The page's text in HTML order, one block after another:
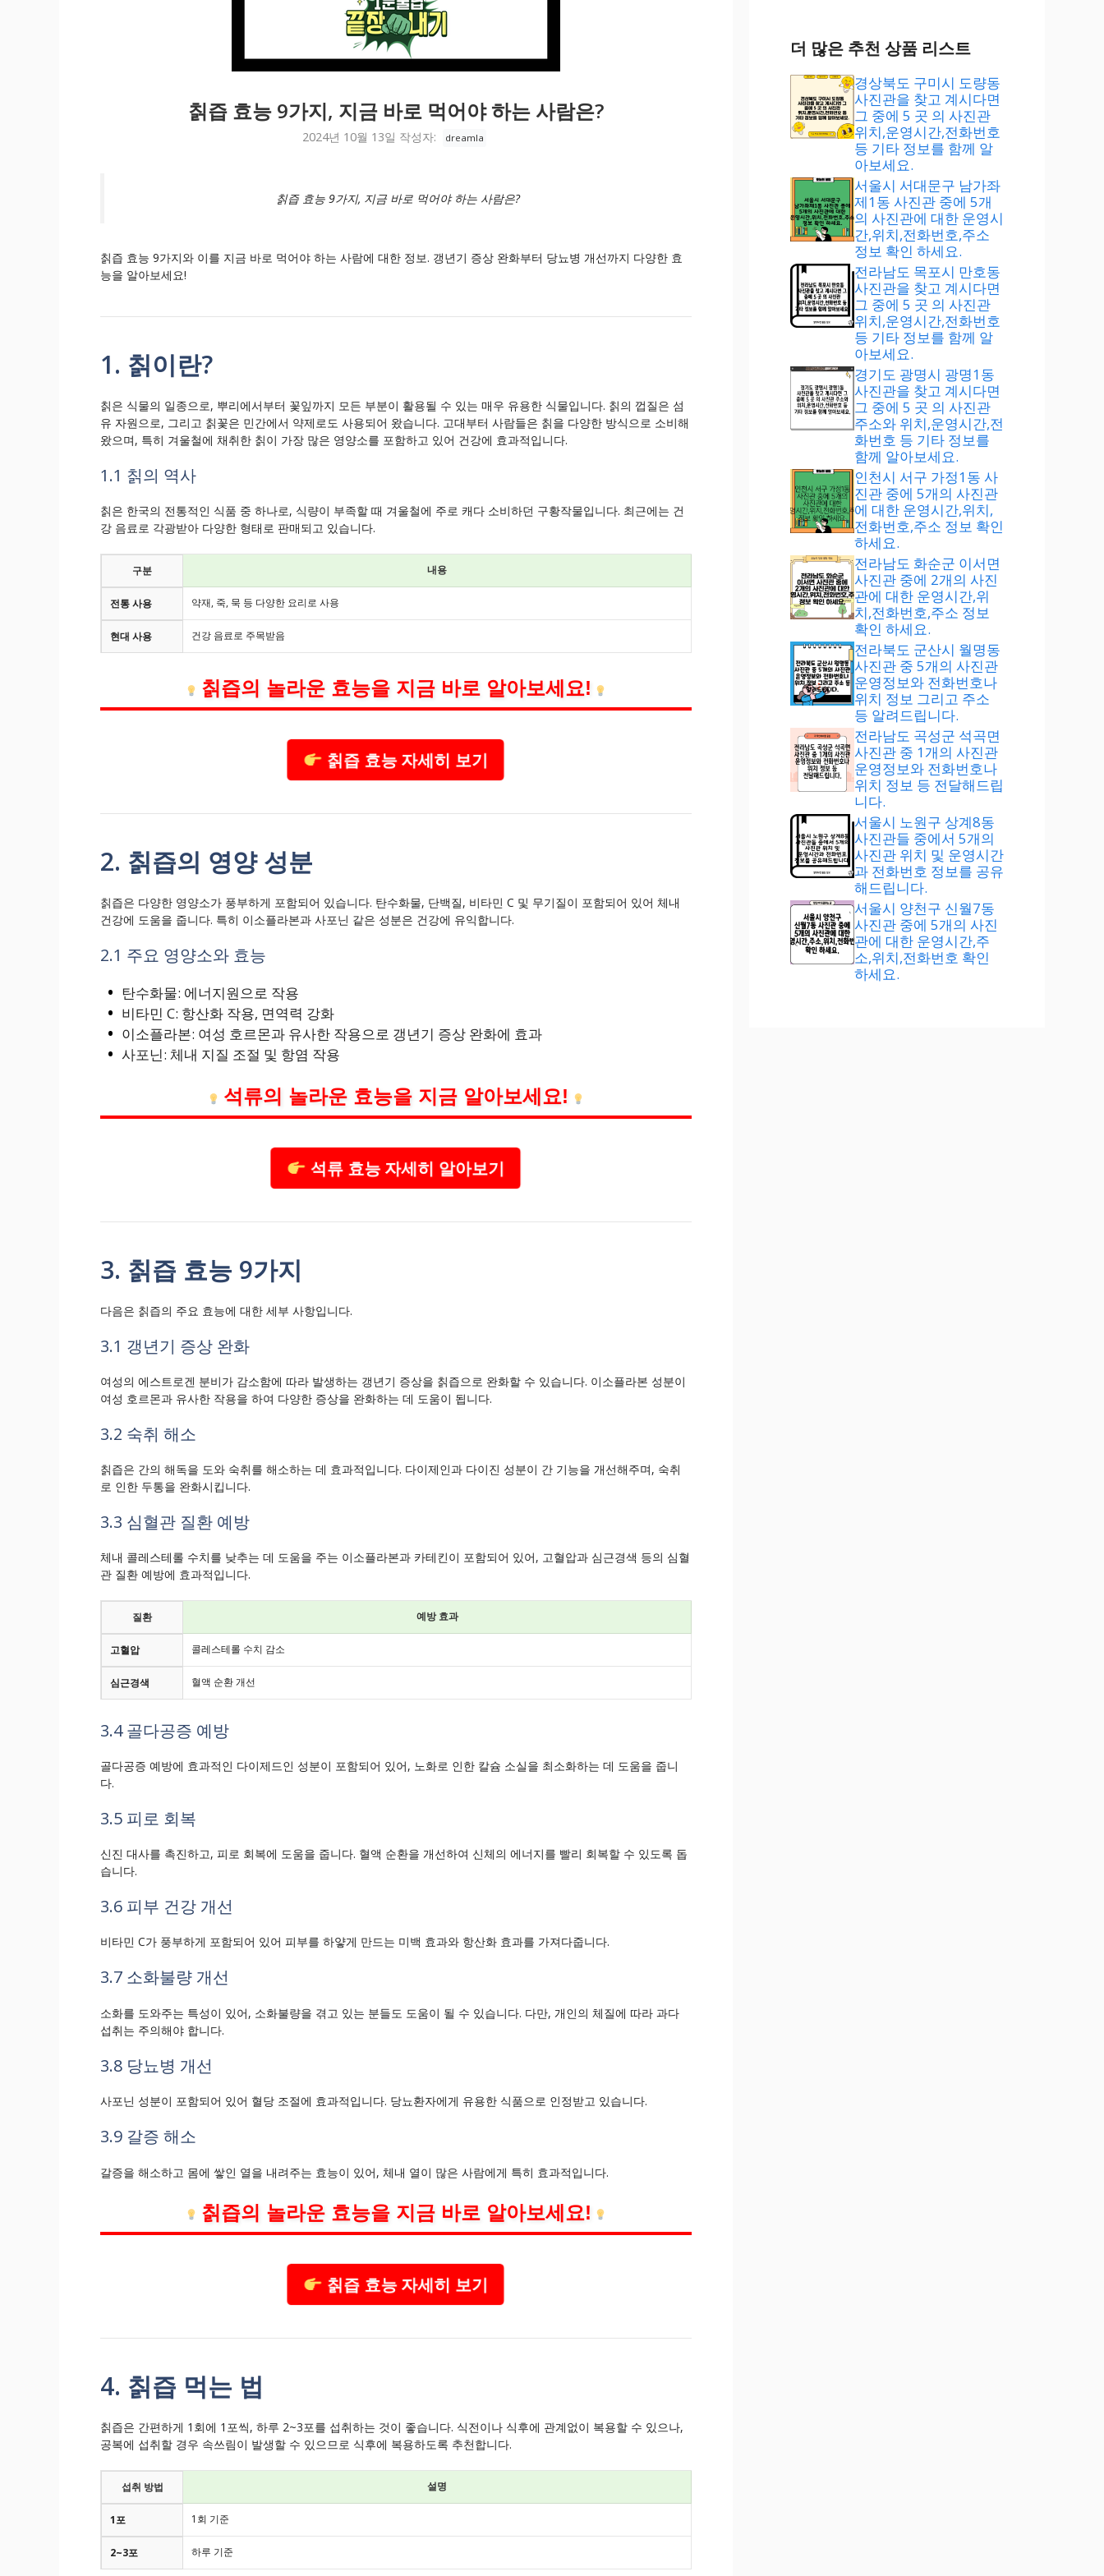
칡즙 효능 9가지, 지금 바로 먹어야 하는 사람은?
2024년 10월 13일 작성자: dreamla
칡즙 효능 9가지, 지금 바로 먹어야 하는 사람은?
칡즙 효능 9가지와 이를 지금 바로 먹어야 하는 사람에 대한 정보. 갱년기 증상 완화부터 당뇨병 개선까지 다양한 효
능을 알아보세요!
1. 칡이란?
칡은 식물의 일종으로, 뿌리에서부터 꽃잎까지 모든 부분이 활용될 수 있는 매우 유용한 식물입니다. 칡의 껍질은 섬
유 자원으로, 그리고 칡꽃은 민간에서 약제로도 사용되어 왔습니다. 고대부터 사람들은 칡을 다양한 방식으로 소비해
왔으며, 특히 겨울철에 채취한 칡이 가장 많은 영양소를 포함하고 있어 건강에 효과적입니다.
1.1 칡의 역사
칡은 한국의 전통적인 식품 중 하나로, 식량이 부족할 때 겨울철에 주로 캐다 소비하던 구황작물입니다. 최근에는 건
강 음료로 각광받아 다양한 형태로 판매되고 있습니다.
구분 내용
전통 사용 약재, 죽, 묵 등 다양한 요리로 사용
현대 사용 건강 음료로 주목받음
칡즙의 놀라운 효능을 지금 바로 알아보세요!
칡즙 효능 자세히 보기
2. 칡즙의 영양 성분
칡즙은 다양한 영양소가 풍부하게 포함되어 있습니다. 탄수화물, 단백질, 비타민 C 및 무기질이 포함되어 있어 체내
건강에 도움을 줍니다. 특히 이소플라본과 사포닌 같은 성분은 건강에 유익합니다.
2.1 주요 영양소와 효능
탄수화물: 에너지원으로 작용
비타민 C: 항산화 작용, 면역력 강화
이소플라본: 여성 호르몬과 유사한 작용으로 갱년기 증상 완화에 효과
사포닌: 체내 지질 조절 및 항염 작용
석류의 놀라운 효능을 지금 알아보세요!
석류 효능 자세히 알아보기
3. 칡즙 효능 9가지
다음은 칡즙의 주요 효능에 대한 세부 사항입니다.
3.1 갱년기 증상 완화
여성의 에스트로겐 분비가 감소함에 따라 발생하는 갱년기 증상을 칡즙으로 완화할 수 있습니다. 이소플라본 성분이
여성 호르몬과 유사한 작용을 하여 다양한 증상을 완화하는 데 도움이 됩니다.
3.2 숙취 해소
칡즙은 간의 해독을 도와 숙취를 해소하는 데 효과적입니다. 다이제인과 다이진 성분이 간 기능을 개선해주며, 숙취
로 인한 두통을 완화시킵니다.
3.3 심혈관 질환 예방
체내 콜레스테롤 수치를 낮추는 데 도움을 주는 이소플라본과 카테킨이 포함되어 있어, 고혈압과 심근경색 등의 심혈
관 질환 예방에 효과적입니다.
질환 예방 효과
고혈압 콜레스테롤 수치 감소
심근경색 혈액 순환 개선
3.4 골다공증 예방
골다공증 예방에 효과적인 다이제드인 성분이 포함되어 있어, 노화로 인한 칼슘 소실을 최소화하는 데 도움을 줍니
다.
3.5 피로 회복
신진 대사를 촉진하고, 피로 회복에 도움을 줍니다. 혈액 순환을 개선하여 신체의 에너지를 빨리 회복할 수 있도록 돕
습니다.
3.6 피부 건강 개선
비타민 C가 풍부하게 포함되어 있어 피부를 하얗게 만드는 미백 효과와 항산화 효과를 가져다줍니다.
3.7 소화불량 개선
소화를 도와주는 특성이 있어, 소화불량을 겪고 있는 분들도 도움이 될 수 있습니다. 다만, 개인의 체질에 따라 과다
섭취는 주의해야 합니다.
3.8 당뇨병 개선
사포닌 성분이 포함되어 있어 혈당 조절에 효과적입니다. 당뇨환자에게 유용한 식품으로 인정받고 있습니다.
3.9 갈증 해소
갈증을 해소하고 몸에 쌓인 열을 내려주는 효능이 있어, 체내 열이 많은 사람에게 특히 효과적입니다.
칡즙의 놀라운 효능을 지금 바로 알아보세요!
칡즙 효능 자세히 보기
4. 칡즙 먹는 법
칡즙은 간편하게 1회에 1포씩, 하루 2~3포를 섭취하는 것이 좋습니다. 식전이나 식후에 관계없이 복용할 수 있으나,
공복에 섭취할 경우 속쓰림이 발생할 수 있으므로 식후에 복용하도록 추천합니다.
섭취 방법 설명
1포 1회 기준
2~3포 하루 기준
더 많은 추천 상품 리스트
경상북도 구미시 도량동
사진관을 찾고 계시다면
그 중에 5 곳 의 사진관
위치,운영시간,전화번호
등 기타 정보를 함께 알
아보세요.
서울시 서대문구 남가좌
제1동 사진관 중에 5개
의 사진관에 대한 운영시
간,위치,전화번호,주소
정보 확인 하세요.
전라남도 목포시 만호동
사진관을 찾고 계시다면
그 중에 5 곳 의 사진관
위치,운영시간,전화번호
등 기타 정보를 함께 알
아보세요.
경기도 광명시 광명1동
사진관을 찾고 계시다면
그 중에 5 곳 의 사진관
주소와 위치,운영시간,전
화번호 등 기타 정보를
함께 알아보세요.
인천시 서구 가정1동 사
진관 중에 5개의 사진관
에 대한 운영시간,위치,
전화번호,주소 정보 확인
하세요.
전라남도 화순군 이서면
사진관 중에 2개의 사진
관에 대한 운영시간,위
치,전화번호,주소 정보
확인 하세요.
전라북도 군산시 월명동
사진관 중 5개의 사진관
운영정보와 전화번호나
위치 정보 그리고 주소
등 알려드립니다.
전라남도 곡성군 석곡면
사진관 중 1개의 사진관
운영정보와 전화번호나
위치 정보 등 전달해드립
니다.
서울시 노원구 상계8동
사진관들 중에서 5개의
사진관 위치 및 운영시간
과 전화번호 정보를 공유
해드립니다.
서울시 양천구 신월7동
사진관 중에 5개의 사진
관에 대한 운영시간,주
소,위치,전화번호 확인
하세요.